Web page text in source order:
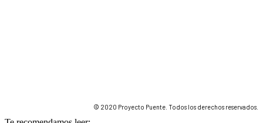
© 2020 Proyecto Puente. Todos los derechos reservados.